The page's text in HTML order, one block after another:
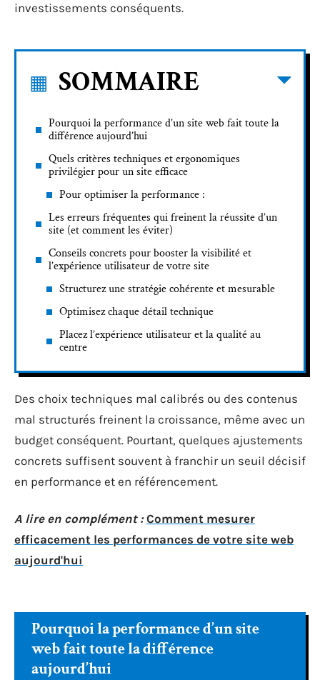
investissements conséquents.
SOMMAIRE
Pourquoi la performance d’un site web fait toute la
différence aujourd’hui
Quels critères techniques et ergonomiques
privilégier pour un site efficace
Pour optimiser la performance :
Les erreurs fréquentes qui freinent la réussite d’un
site (et comment les éviter)
Conseils concrets pour booster la visibilité et
l’expérience utilisateur de votre site
Structurez une stratégie cohérente et mesurable
Optimisez chaque détail technique
Placez l’expérience utilisateur et la qualité au
centre
Des choix techniques mal calibrés ou des contenus
mal structurés freinent la croissance, même avec un
budget conséquent. Pourtant, quelques ajustements
concrets suffisent souvent à franchir un seuil décisif
en performance et en référencement.
A lire en complément : Comment mesurer
efficacement les performances de votre site web
aujourd'hui
Pourquoi la performance d’un site
web fait toute la différence
aujourd’hui